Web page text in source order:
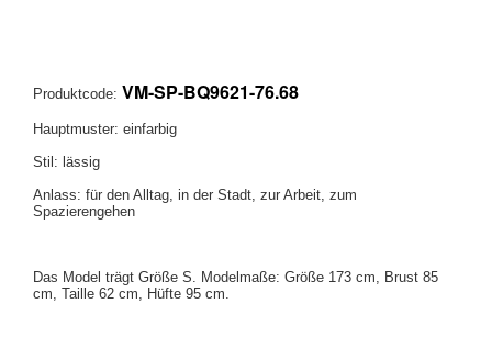
Produktcode: VM-SP-BQ9621-76.68
Hauptmuster: einfarbig
Stil: lässig
Anlass: für den Alltag, in der Stadt, zur Arbeit, zum
Spazierengehen
Das Model trägt Größe S. Modelmaße: Größe 173 cm, Brust 85
cm, Taille 62 cm, Hüfte 95 cm.